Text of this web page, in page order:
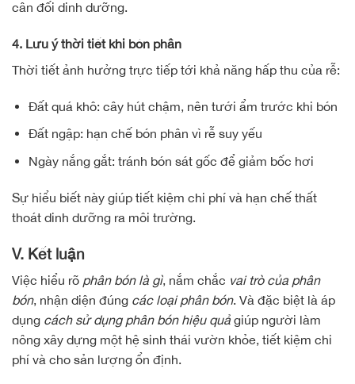
cân đối dinh dưỡng.
4. Lưu ý thời tiết khi bón phân
Thời tiết ảnh hưởng trực tiếp tới khả năng hấp thu của rễ:
Đất quá khô: cây hút chậm, nên tưới ẩm trước khi bón
Đất ngập: hạn chế bón phân vì rễ suy yếu
Ngày nắng gắt: tránh bón sát gốc để giảm bốc hơi
Sự hiểu biết này giúp tiết kiệm chi phí và hạn chế thất
thoát dinh dưỡng ra môi trường.
V. Kết luận
Việc hiểu rõ phân bón là gì, nắm chắc vai trò của phân
bón, nhận diện đúng các loại phân bón. Và đặc biệt là áp
dụng cách sử dụng phân bón hiệu quả giúp người làm
nông xây dựng một hệ sinh thái vườn khỏe, tiết kiệm chi
phí và cho sản lượng ổn định.